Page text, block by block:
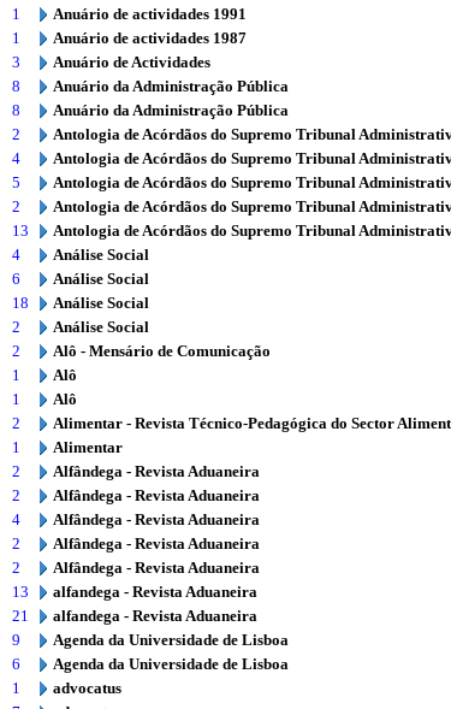
1
Anuário de actividades 1991
1
Anuário de actividades 1987
3
Anuário de Actividades
8
Anuário da Administração Pública
8
Anuário da Administração Pública
2
Antologia de Acórdãos do Supremo Tribunal
4
Antologia de Acórdãos do Supremo Tribunal
5
Antologia de Acórdãos do Supremo Tribunal
2
Antologia de Acórdãos do Supremo Tribunal
13
Antologia de Acórdãos do Supremo Tribunal
4
Análise Social
6
Análise Social
18
Análise Social
2
Análise Social
2
Alô - Mensário de Comunicação
1
Alô
1
Alô
2
Alimentar - Revista Técnico-Pedagógica do Sector
1
Alimentar
2
Alfândega - Revista Aduaneira
2
Alfândega - Revista Aduaneira
4
Alfândega - Revista Aduaneira
2
Alfândega - Revista Aduaneira
2
Alfândega - Revista Aduaneira
13
alfandega - Revista Aduaneira
21
alfandega - Revista Aduaneira
9
Agenda da Universidade de Lisboa
6
Agenda da Universidade de Lisboa
1
advocatus